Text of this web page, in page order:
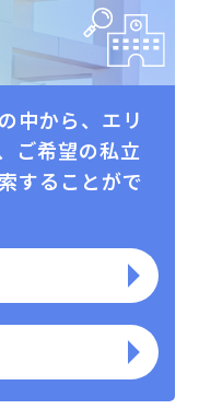
中から、エリ
ご希望の私⽴
することがで